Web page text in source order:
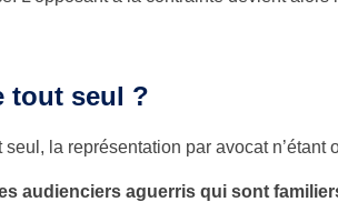
tout seul ?
la représentation par avocat n’étant
audienciers aguerris qui sont